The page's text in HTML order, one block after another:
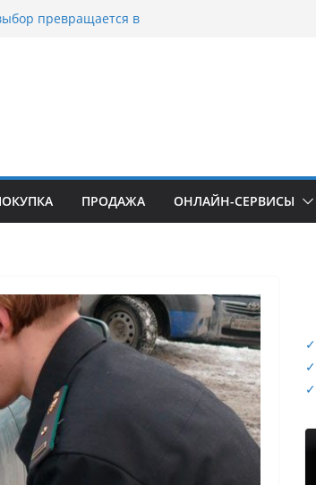
превращается в
почему
auto
классика или
ПРОДАЖА ОНЛАЙН-СЕРВИСЫ
✓
✓
✓